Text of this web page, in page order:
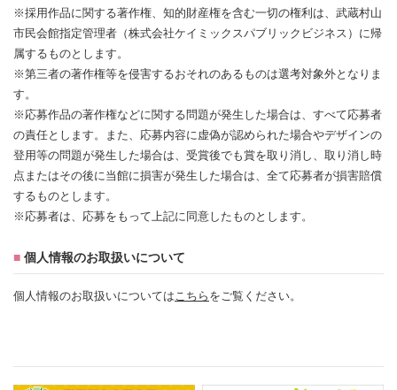
※採用作品に関する著作権、知的財産権を含む一切の権利は、武蔵村山
市民会館指定管理者（株式会社ケイミックスパブリックビジネス）に帰
属するものとします。
※第三者の著作権等を侵害するおそれのあるものは選考対象外となりま
す。
※応募作品の著作権などに関する問題が発生した場合は、すべて応募者
の責任とします。また、応募内容に虚偽が認められた場合やデザインの
登用等の問題が発生した場合は、受賞後でも賞を取り消し、取り消し時
点またはその後に当館に損害が発生した場合は、全て応募者が損害賠償
するものとします。
※応募者は、応募をもって上記に同意したものとします。
■ 個人情報のお取扱いについて
個人情報のお取扱いについてはこちら をご覧ください。